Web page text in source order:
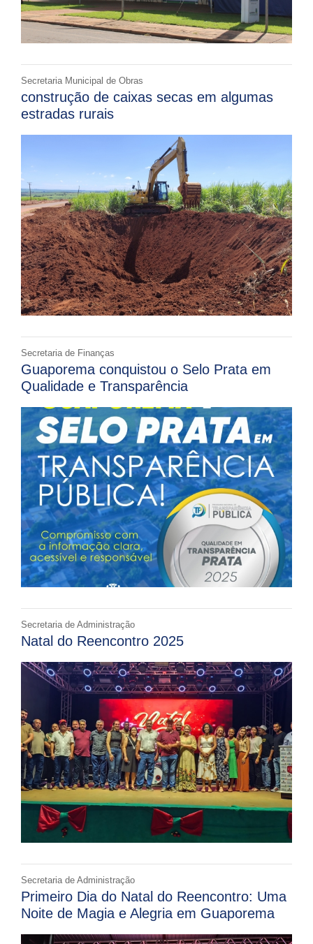
Secretaria Municipal de Obras
construção de caixas secas em algumas
estradas rurais
Secretaria de Finanças
Guaporema conquistou o Selo Prata em
Qualidade e Transparência
Secretaria de Administração
Natal do Reencontro 2025
Secretaria de Administração
Primeiro Dia do Natal do Reencontro: Uma
Noite de Magia e Alegria em Guaporema